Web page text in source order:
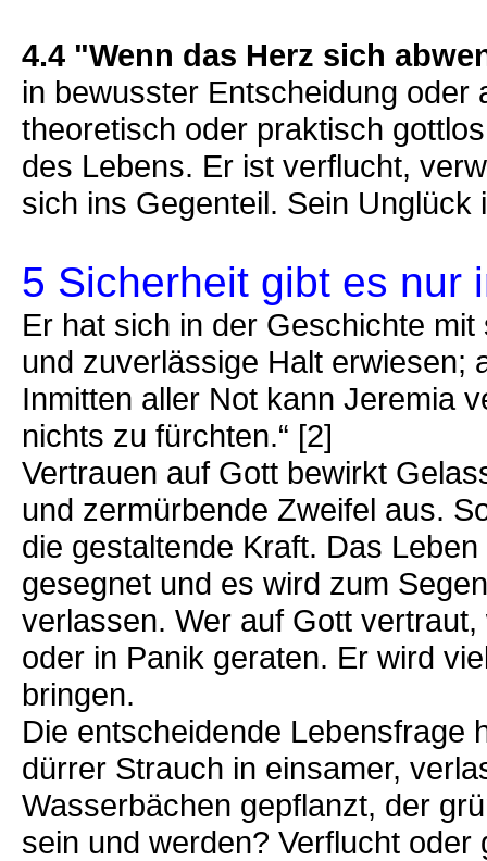
4.4 "Wenn das Herz sich
in bewusster Entscheidung oder
theoretisch oder praktisch
des Lebens. Er ist verflucht,
sich ins Gegenteil. Sein Unglück
5 Sicherheit gibt es nur
Er hat sich in der Geschichte
und zuverlässige Halt erwiesen;
Inmitten aller Not kann Jeremia
nichts zu fürchten.“ [2]
Vertrauen auf Gott bewirkt
und zermürbende Zweifel aus.
die gestaltende Kraft. Das
gesegnet und es wird zum
verlassen. Wer auf Gott
oder in Panik geraten. Er wird
bringen.
Die entscheidende Lebensfrage
dürrer Strauch in einsamer,
Wasserbächen gepflanzt, der
sein und werden? Verflucht oder